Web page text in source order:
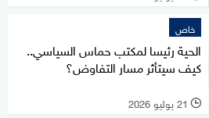
خاص
الحية رئيسا لمكتب حماس السياسي..
كيف سيتأثر مسار التفاوض؟
l 21 يوليو 2026